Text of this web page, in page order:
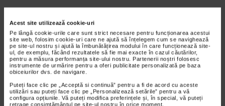
Acest site utilizează cookie-uri
Pe lângă cookie-urile care sunt strict necesare pentru funcționarea acestui
site web, folosim cookie-uri care ne ajută să înțelegem cum se navighează
pe site-ul nostru și ajută la îmbunătățirea modului în care funcționează site-
ul, de exemplu, făcând rezultatele să fie mai exacte în cazul căutărilor,
pentru a măsura performanța site-ului nostru. Partenerii noștri folosesc
instrumente de urmărire pentru a oferi publicitate personalizată pe baza
obiceiurilor dvs. de navigare.
Puteți face clic pe „Acceptă si continuă” pentru a fi de acord cu aceste
utilizări sau puteți face clic pe „Personalizează setările” pentru a vă
configura opțiunile. Vă puteți modifica preferințele și, în special, vă puteți
retrage consimțământul pe site-ul nostru în orice moment.
*Pentru pret te asteptam in cea mai apropiata farmacie Catena
CELE MAI RECENTE ARTICOLE
Cum sa va dezvoltati inteligenta emotionala:
metode prin care va puteti imbunatati EQ-ul
Boli neurologice si psihice
Inteligenta emotionala (EQ) se refera la
capacitatea de a identifica si gestiona